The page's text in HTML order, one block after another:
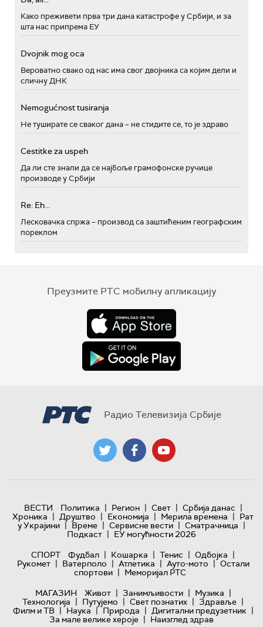
Како преживети прва три дана катастрофе у Србији, и за
шта нас припрема ЕУ
Dvojnik mog oca
Вероватно свако од нас има свог двојника са којим дели и
сличну ДНК
Nemogućnost tusiranja
Не туширате се сваког дана – не стидите се, то је здраво
Cestitke za uspeh
Да ли сте знали да се најбоље грамофонске ручице
производе у Србији
Re: Eh...
Лесковачка спржа – производ са заштићеним географским
пореклом
Преузмите РТС мобилну апликацију
Радио Телевизија Србије
ВЕСТИ Политика | Регион | Свет | Србија данас |
Хроника | Друштво | Економија | Мерила времена | Рат
у Украјини | Време | Сервисне вести | Сматрачница |
Подкаст | ЕУ могућности 2026
СПОРТ
Фудбал | Кошарка | Тенис | Одбојка |
Рукомет | Ватерполо | Атлетика | Ауто-мото | Остали
спортови | Меморијал РТС
МАГАЗИН
Живот | Занимљивости | Музика |
Технологијa | Путујемо | Свет познатих | Здравље |
Филм и ТВ | Наука | Природа | Дигитални предузетник |
За мале велике хероје | Наизглед здрав